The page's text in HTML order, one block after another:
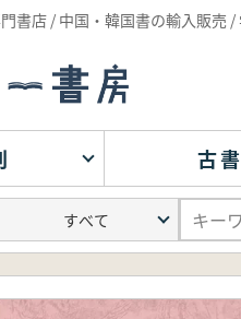
書店 / 中国・韓国書の輸入販売 /
古書